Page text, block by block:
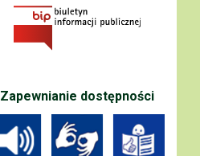
Zapewnianie dostępności